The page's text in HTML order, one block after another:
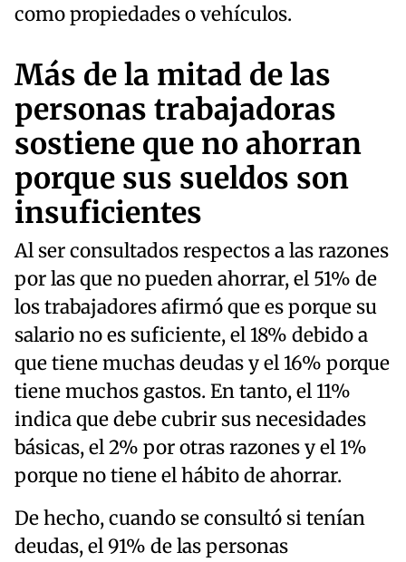
como propiedades o vehículos.
Más de la mitad de las
personas trabajadoras
sostiene que no ahorran
porque sus sueldos son
insuficientes
Al ser consultados respectos a las razones
por las que no pueden ahorrar, el 51% de
los trabajadores afirmó que es porque su
salario no es suficiente, el 18% debido a
que tiene muchas deudas y el 16% porque
tiene muchos gastos. En tanto, el 11%
indica que debe cubrir sus necesidades
básicas, el 2% por otras razones y el 1%
porque no tiene el hábito de ahorrar.
De hecho, cuando se consultó si tenían
deudas, el 91% de las personas